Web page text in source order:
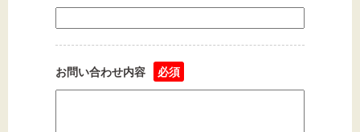
お問い合わせ内容 必須